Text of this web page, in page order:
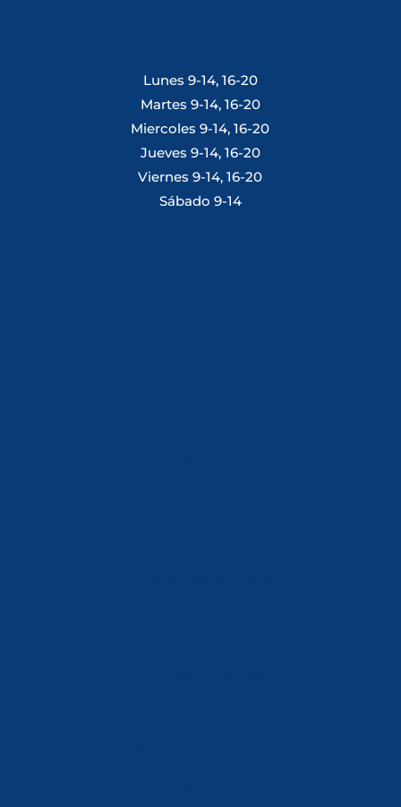
Lunes 9-14, 16-20
Martes 9-14, 16-20
Miercoles 9-14, 16-20
Jueves 9-14, 16-20
Viernes 9-14, 16-20
Sábado 9-14